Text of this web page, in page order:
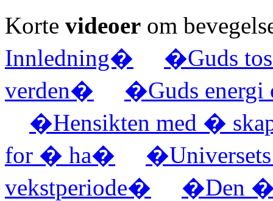
Korte videoer om
Innledning�
�Guds
verden�
�Guds
�Hensikten med �
for � ha�
�Universets
vekstperiode�
�Den